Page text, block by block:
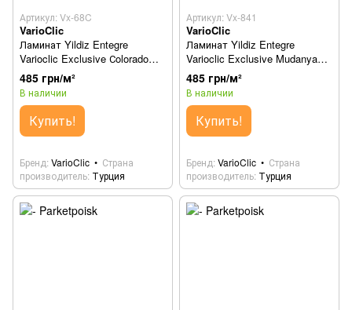
Артикул: Vx-68C
VarioClic
Ламинат Yildiz Entegre
Varioclic Exclusive Сolorado
Vx-68C
485 грн/м²
В наличии
Купить!
Бренд VarioClic
Страна
производитель Турция
Артикул: Vx-841
VarioClic
Ламинат Yildiz Entegre
Varioclic Exclusive Mudanya
Vx-841
485 грн/м²
В наличии
Купить!
Бренд VarioClic
Страна
производитель Турция